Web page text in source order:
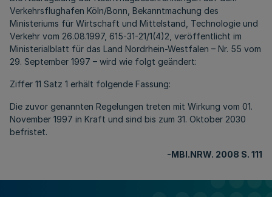
Verkehrsflughafen Köln/Bonn, Bekanntmachung des
Ministeriums für Wirtschaft und Mittelstand, Technologie und
Verkehr vom 26.08.1997, 615-31-21/1(4)2, veröffentlicht im
Ministerialblatt für das Land Nordrhein-Westfalen – Nr. 55 vom
29. September 1997 – wird wie folgt geändert:
Ziffer 11 Satz 1 erhält folgende Fassung:
Die zuvor genannten Regelungen treten mit Wirkung vom 01.
November 1997 in Kraft und sind bis zum 31. Oktober 2030
befristet.
-MBl.NRW. 2008 S. 111